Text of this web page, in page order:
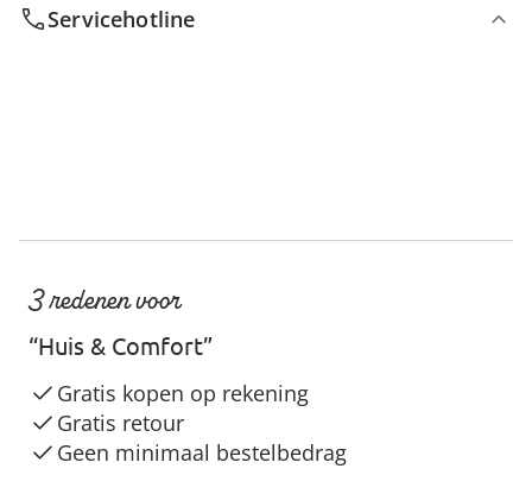
Servicehotline
3 redenen voor
“Huis & Comfort”
Gratis kopen op rekening
Gratis retour
Geen minimaal bestelbedrag